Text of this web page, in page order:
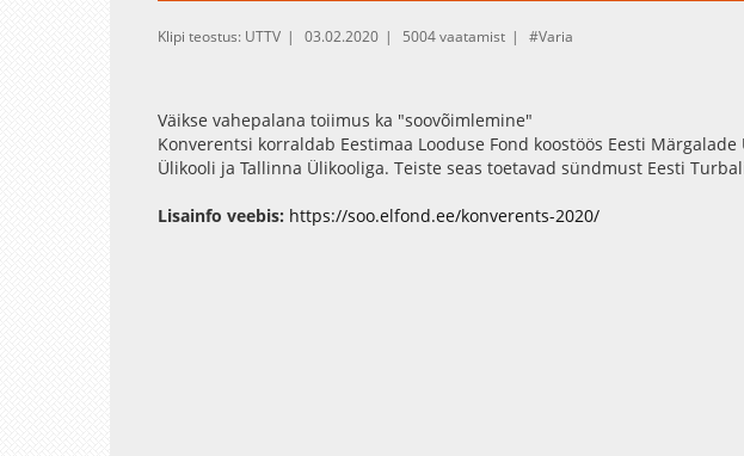
Klipi teostus: UTTV 03.02.2020 5004 vaatamist Varia
Väikse vahepalana toiimus ka "soovõimlemine"
Konverentsi korraldab Eestimaa Looduse Fond koostöös Eesti
Ülikooli ja Tallinna Ülikooliga. Teiste seas toetavad sündmust Eesti
taastamine” (Life Mires of Estonia) ja LIFE Peat Restore raames.
Lisainfo veebis: https://soo.elfond.ee/konverents-2020/